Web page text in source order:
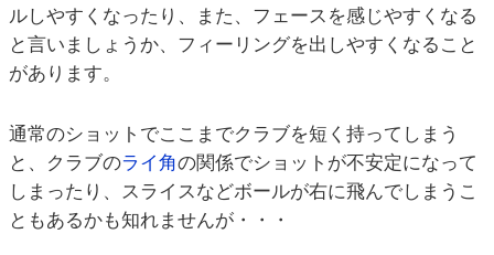
ルしやすくなったり、また、フェースを感じやすくなる
と言いましょうか、フィーリングを出しやすくなること
があります。
通常のショットでここまでクラブを短く持ってしまう
と、クラブのライ角の関係でショットが不安定になって
しまったり、スライスなどボールが右に飛んでしまうこ
ともあるかも知れませんが・・・